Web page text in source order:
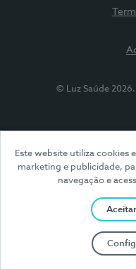
Este website utiliza cookies
marketing e publicidade,
navegação e
© Luz Saúde